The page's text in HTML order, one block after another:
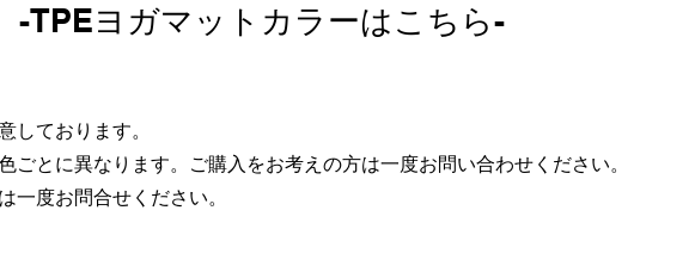
-TPEヨガマットカラ ーはこちら-
しております。
ごとに異なります。ご購入をお考えの方は一度お問い合わせください。
一度お問合せください。